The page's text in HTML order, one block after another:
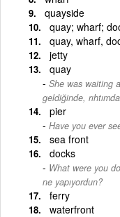
quayside
quay; wharf;
quay, wharf,
jetty
quay
She was waiting
geldiğinde,
pier
Have you ever
sea front
docks
What were you
ne yapıyordun?
ferry
waterfront